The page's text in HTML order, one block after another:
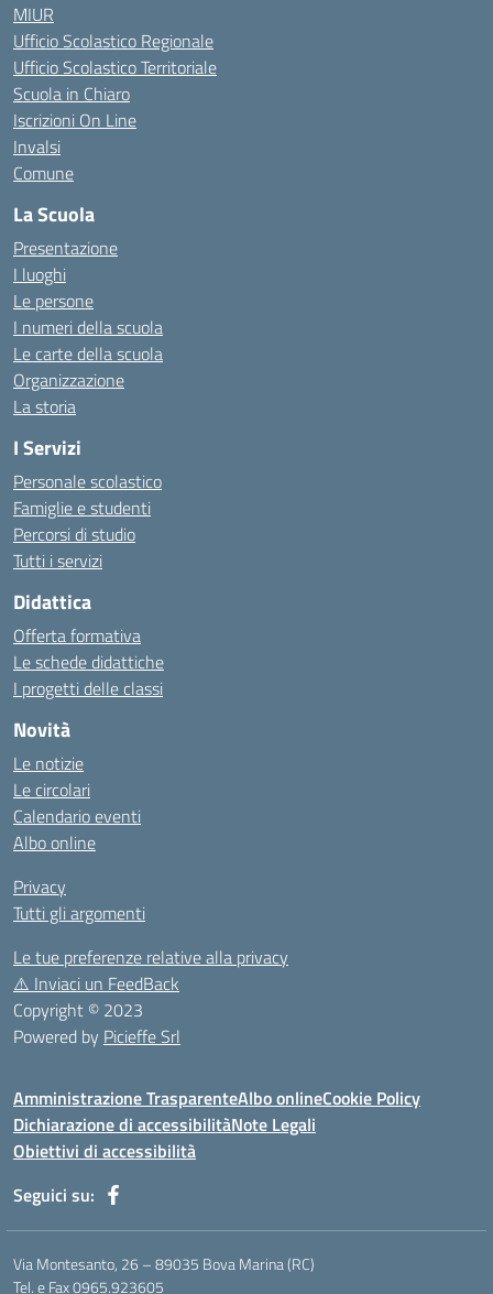
MIUR
Ufficio Scolastico Regionale
Ufficio Scolastico Territoriale
Scuola in Chiaro
Iscrizioni On Line
Invalsi
Comune
La Scuola
Presentazione
I luoghi
Le persone
I numeri della scuola
Le carte della scuola
Organizzazione
La storia
I Servizi
Personale scolastico
Famiglie e studenti
Percorsi di studio
Tutti i servizi
Didattica
Offerta formativa
Le schede didattiche
I progetti delle classi
Novità
Le notizie
Le circolari
Calendario eventi
Albo online
Privacy
Tutti gli argomenti
Le tue preferenze relative alla privacy
⚠️ Inviaci un FeedBack
Copyright © 2023
Powered by Picieffe Srl
Amministrazione TrasparenteAlbo onlineCookie Policy
Dichiarazione di accessibilitàNote Legali
Obiettivi di accessibilità
Seguici su:
Via Montesanto, 26 – 89035 Bova Marina (RC)
Tel. e Fax 0965.923605